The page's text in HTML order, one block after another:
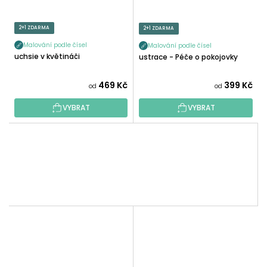
2+1 ZDARMA
Malování podle čísel
Fuchsie v květináči
od 469 Kč
VYBRAT
2+1 ZDARMA
Malování podle čísel
Ilustrace - Péče o pokojovky
od 399 Kč
VYBRAT